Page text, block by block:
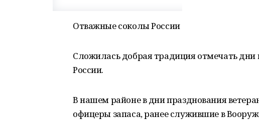
Отважные соколы России
Сложилась добрая традиция отмечать
России.
В нашем районе в дни празднования
офицеры запаса, ранее служившие в